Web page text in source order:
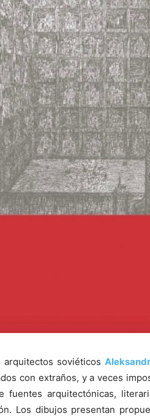
arquitectos soviéticos
con extraños, y a veces
fuentes arquitectónicas,
Los dibujos presentan